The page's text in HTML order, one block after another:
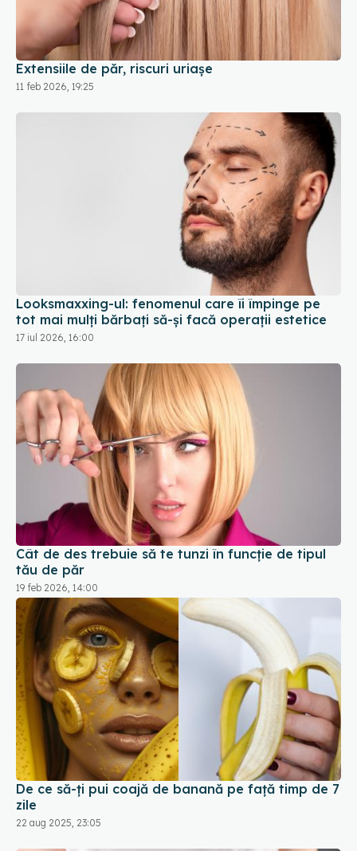
Extensiile de păr, riscuri uriașe
11 feb 2026, 19:25
Looksmaxxing-ul: fenomenul care îi împinge pe
tot mai mulți bărbați să-și facă operații estetice
17 iul 2026, 16:00
Cât de des trebuie să te tunzi în funcție de tipul
tău de păr
19 feb 2026, 14:00
De ce să-ți pui coajă de banană pe față timp de 7
zile
22 aug 2025, 23:05